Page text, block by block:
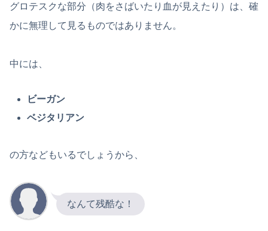
グロテスクな部分（肉をさばいたり血が見えたり）は、確
かに無理して見るものではありません。
中には、
ビーガン
ベジタリアン
の方などもいるでしょうから、
なんて残酷な！